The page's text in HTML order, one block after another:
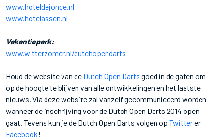
www.hoteldejonge.nl
www.hotelassen.nl
Vakantiepark:
www.witterzomer.nl/dutchopendarts
Houd de website van de Dutch Open Darts goed in de gaten om
op de hoogte te blijven van alle ontwikkelingen en het laatste
nieuws. Via deze website zal vanzelf gecommuniceerd worden
wanneer de inschrijving voor de Dutch Open Darts 2014 open
gaat. Tevens kun je de Dutch Open Darts volgen op Twitteren
Facebook!